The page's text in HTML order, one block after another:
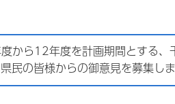
から12年度を計画期間とする、
の皆様からの御意見を募集しま